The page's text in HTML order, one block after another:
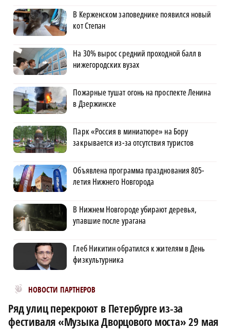
В Керженском заповеднике появился новый
кот Степан
На 30% вырос средний проходной балл в
нижегородских вузах
Пожарные тушат огонь на проспекте Ленина
в Дзержинске
Парк «Россия в миниатюре» на Бору
закрывается из-за отсутствия туристов
Объявлена программа празднования 805-
летия Нижнего Новгорода
В Нижнем Новгороде убирают деревья,
упавшие после урагана
Глеб Никитин обратился к жителям в День
физкультурника
НОВОСТИ ПАРТНЕРОВ
Новости МирТесен
Ряд улиц перекроют в Петербурге из-за
фестиваля «Музыка Дворцового моста» 29 мая